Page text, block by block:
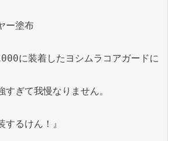
ー塗布
に装着したヨシムラコアガードに
すぎて我慢なりません。
するけん！』